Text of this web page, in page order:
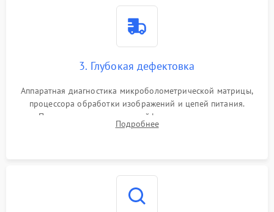
3. Глубокая дефектовка
Аппаратная диагностика микроболометрической матрицы,
процессора обработки изображений и цепей питания.
Проверка целостности шлейфов, модуля памяти и
интерфейсов связи. Выявление сгоревших SMD-компонентов
Подробнее